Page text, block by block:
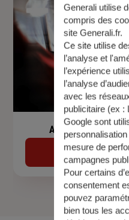
Assurance de
Découvrir
Generali utilise
compris des
site Generali.fr.
Ce site utilise
l’analyse et
l’expérience
l’analyse
avec les
publicitaire (ex :
Google sont
mesure de
campagnes
Pour certains
consentement
pouvez
bien tous les